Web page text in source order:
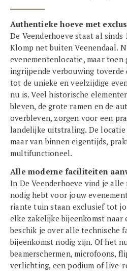
Authentieke hoeve met
De Veenderhoeve staat al sinds
Klomp net buiten Veenendaal.
evenementenlocatie, maar toen
ingrijpende verbouwing toverde
tot de unieke en veelzijdige
nu is. Veel historische
bleven, de grote ramen en de
overbleven, zorgen voor een
landelijke uitstraling. De
maar van binnen eigentijds,
multifunctioneel.
Alle moderne faciliteiten
In De Veenderhoeve vind je
nodig hebt voor jouw
riante tuin staan exclusief tot
elke zakelijke bijeenkomst naar
beschik je over alle technische
bijeenkomst nodig zijn. Of het
beamerschermen, microfoons,
verlichting, een podium of live-